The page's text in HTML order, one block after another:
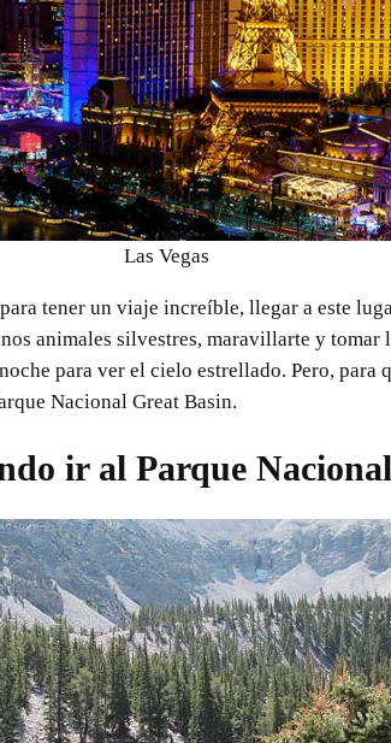
Las Vegas
para tener un viaje increíble, llegar a este
animales silvestres, maravillarte y tomar
para ver el cielo estrellado. Pero, para
Nacional Great Basin.
ir al Parque